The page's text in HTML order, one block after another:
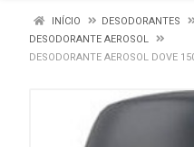
INÍCIO
DESODORANTES
DESODORANTE AEROSOL
DESODORANTE AEROSOL DOVE